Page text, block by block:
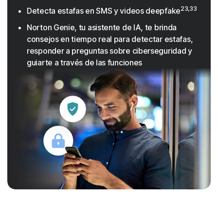
Detecta estafas en SMS y videos deepfake23,33
Norton Genie, tu asistente de IA, te brinda
consejos en tiempo real para detectar estafas,
responder a preguntas sobre ciberseguridad y
guiarte a través de las funciones